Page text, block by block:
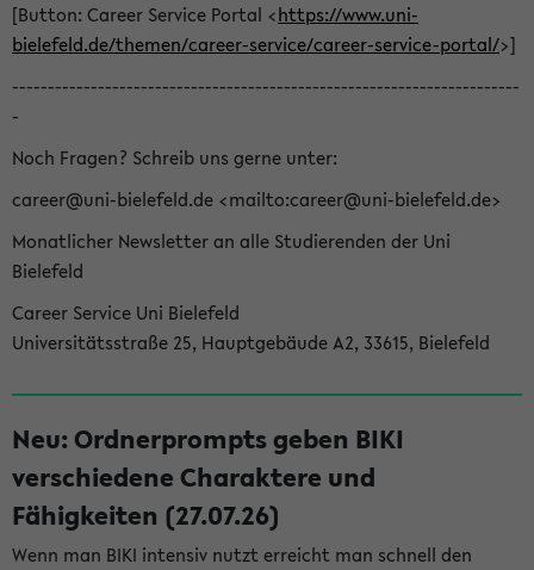
[Button: Career Service Portal <https://www.uni-
bielefeld.de/themen/career-service/career-service-portal/>]
-----------------------------------------------------------------------
-
Noch Fragen? Schreib uns gerne unter:
career@uni-bielefeld.de <mailto:career@uni-bielefeld.de>
Monatlicher Newsletter an alle Studierenden der Uni
Bielefeld
Career Service Uni Bielefeld
Universitätsstraße 25, Hauptgebäude A2, 33615, Bielefeld
Neu: Ordnerprompts geben BIKI
verschiedene Charaktere und
Fähigkeiten (27.07.26)
Wenn man BIKI intensiv nutzt erreicht man schnell den